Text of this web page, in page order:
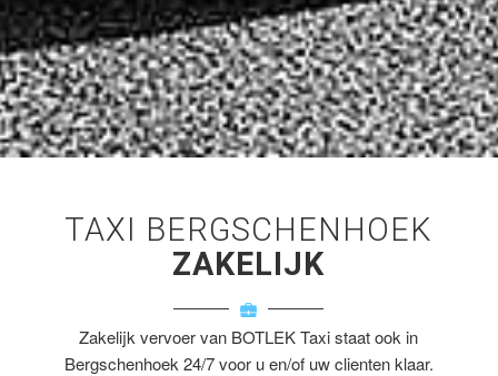
TAXI BERGSCHENHOEK
ZAKELIJK
Zakelijk vervoer van BOTLEK Taxi staat ook in
Bergschenhoek 24/7 voor u en/of uw clienten klaar.